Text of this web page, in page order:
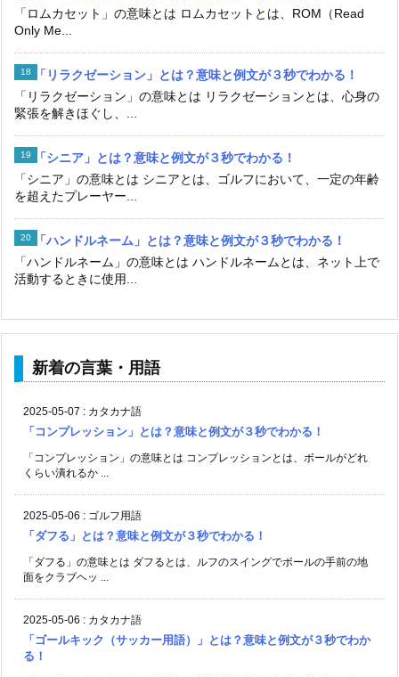
「ロムカセット」の意味とは ロムカセットとは、ROM（Read
Only Me...
「リラクゼーション」とは？意味と例文が３秒でわかる！
「リラクゼーション」の意味とは リラクゼーションとは、心身の
緊張を解きほぐし、...
「シニア」とは？意味と例文が３秒でわかる！
「シニア」の意味とは シニアとは、ゴルフにおいて、一定の年齢
を超えたプレーヤー...
「ハンドルネーム」とは？意味と例文が３秒でわかる！
「ハンドルネーム」の意味とは ハンドルネームとは、ネット上で
活動するときに使用...
新着の言葉・用語
2025-05-07 : カタカナ語
「コンプレッション」とは？意味と例文が３秒でわかる！
「コンプレッション」の意味とは コンプレッションとは、ボールがどれ
くらい潰れるか ...
2025-05-06 : ゴルフ用語
「ダフる」とは？意味と例文が３秒でわかる！
「ダフる」の意味とは ダフるとは、ルフのスイングでボールの手前の地
面をクラブヘッ ...
2025-05-06 : カタカナ語
「ゴールキック（サッカー用語）」とは？意味と例文が３秒でわか
る！